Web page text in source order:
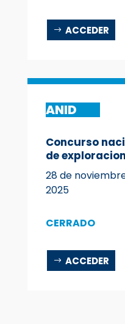
ACCEDER
ANID
Concurso
de
28 de
2025
CERRADO
ACCEDER